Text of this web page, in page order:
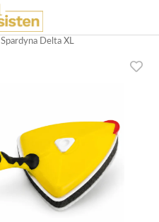
Spardyna Delta XL